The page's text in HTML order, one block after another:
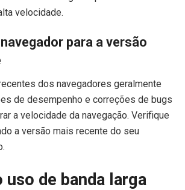
velocidade.
para a versão
dos navegadores geralmente
de desempenho e correções de bugs
a velocidade da navegação. Verifique
a versão mais recente do seu
uso de banda larga